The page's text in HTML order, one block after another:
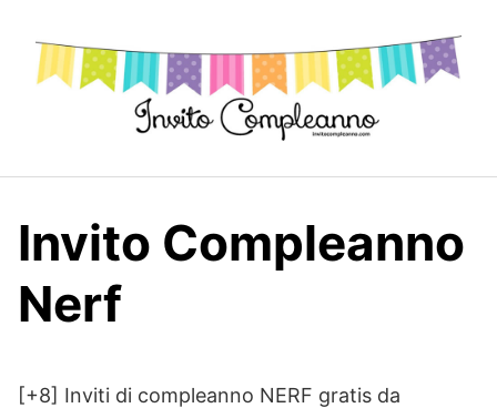
content
Invito Compleanno
Nerf
[+8] Inviti di compleanno NERF gratis da